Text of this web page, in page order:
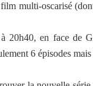
multi-oscarisé
20h40, en face de
6 épisodes mais